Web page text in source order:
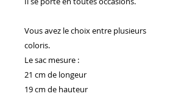
Vous avez le choix entre plusieurs
coloris.
Le sac mesure :
21 cm de longeur
19 cm de hauteur